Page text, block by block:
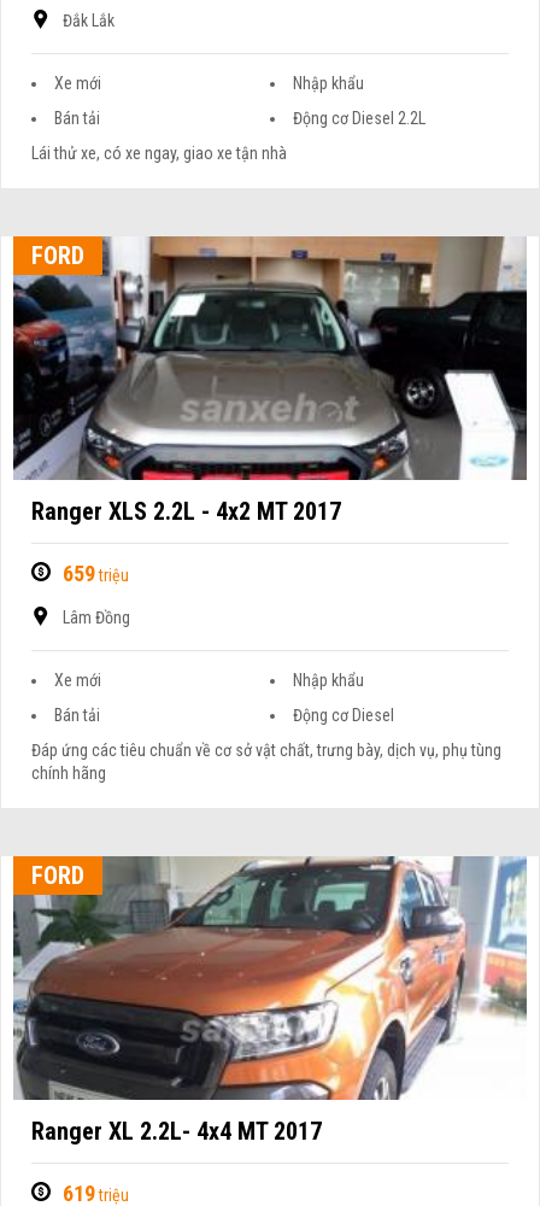
Đắk Lắk
Xe mới
Nhập khẩu
Bán tải
Động cơ Diesel 2.2L
Lái thử xe, có xe ngay, giao xe tận nhà
FORD
Ranger XLS 2.2L - 4x2 MT 2017
659triệu
Lâm Đồng
Xe mới
Nhập khẩu
Bán tải
Động cơ Diesel
Đáp ứng các tiêu chuẩn về cơ sở vật chất, trưng bày, dịch vụ, phụ tùng
chính hãng
FORD
Ranger XL 2.2L- 4x4 MT 2017
619triệu